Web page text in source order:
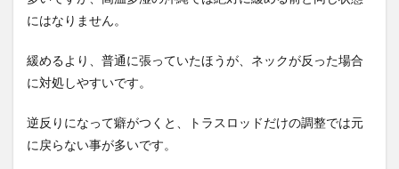
にはなりません。
緩めるより、普通に張っていたほうが、ネックが反った場合
に対処しやすいです。
逆反りになって癖がつくと、トラスロッドだけの調整では元
に戻らない事が多いです。